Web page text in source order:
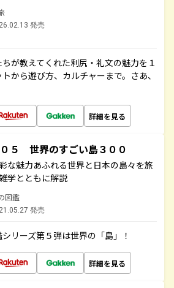
発売
が教えてくれた利尻・礼文の魅力を１
から遊び方、カルチャーまで。さあ、
詳細を見る
５ 世界のすごい島３００
な魅力あふれる世界と日本の島々を旅
学とともに解説
図鑑
発売
シリーズ第５弾は世界の「島」！
詳細を見る